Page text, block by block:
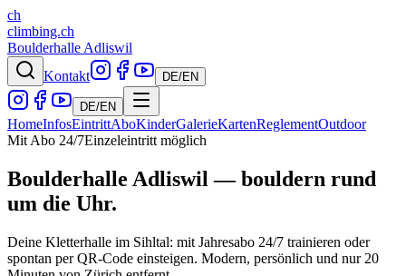
ch
climbing.ch
Boulderhalle Adliswil
Kontakt
DE/EN
DE/EN
HomeInfosEintrittAboKinderGalerieKartenReglementOutdoor
Mit Abo 24/7Einzeleintritt möglich
Boulderhalle Adliswil — bouldern rund
um die Uhr.
Deine Kletterhalle im Sihltal: mit Jahresabo 24/7 trainieren oder
spontan per QR-Code einsteigen. Modern, persönlich und nur 20